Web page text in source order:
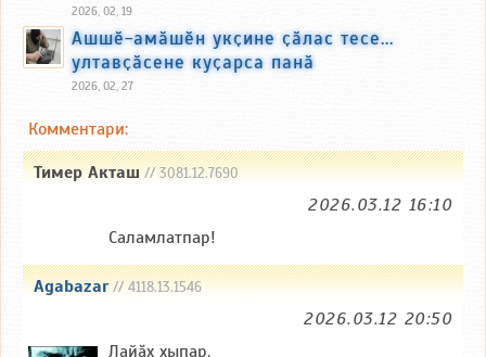
2026, 02, 19
Ашшӗ-амӑшӗн укҫине ҫӑлас тесе...
ултавҫӑсене куҫарса панӑ
2026, 02, 27
Комментари:
Тимер Акташ// 3081.12.7690
2026.03.12 16:10
Саламлатпар!
Agabazar// 4118.13.1546
2026.03.12 20:50
Лайăх хыпар.